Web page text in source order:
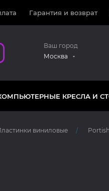
Гарантия и возврат
Ваш город
Москва
КРЕСЛА И
виниловые